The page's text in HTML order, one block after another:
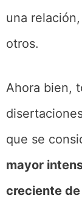
una
otros.
Ahora bien,
que se
mayor
creciente